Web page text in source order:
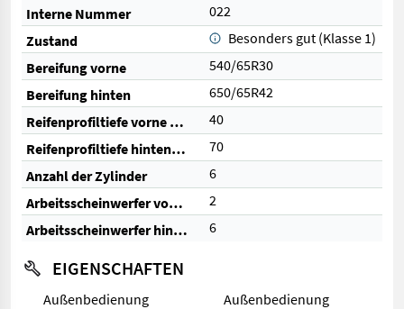
Interne Nummer
022
Zustand
Besonders gut (Klasse 1)
Bereifung vorne
540/65R30
Bereifung hinten
650/65R42
Reifenprofiltiefe vorne (%)
40
Reifenprofiltiefe hinten (%)
70
Anzahl der Zylinder
6
Arbeitsscheinwerfer vorne
2
Arbeitsscheinwerfer hinten
6
EIGENSCHAFTEN
Außenbedienung
Außenbedienung